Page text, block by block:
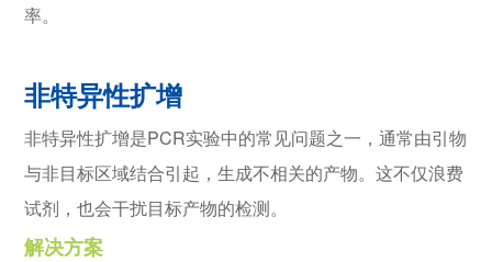
率。
非特异性扩增
非特异性扩增是PCR实验中的常见问题之一，通常由引物
与非目标区域结合引起，生成不相关的产物。这不仅浪费
试剂，也会干扰目标产物的检测。
解决方案